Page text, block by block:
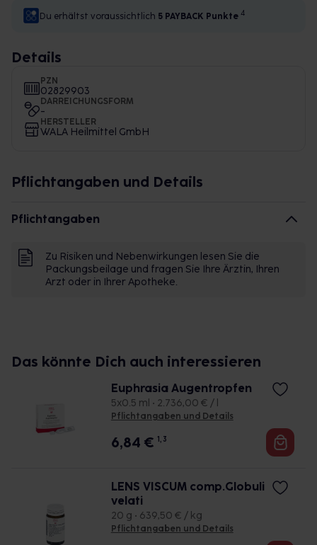
Du erhältst voraussichtlich 5 PAYBACK Punkte 4
Details
PZN
02829903
DARREICHUNGSFORM
-
HERSTELLER
WALA Heilmittel GmbH
Pflichtangaben und Details
Pflichtangaben
Zu Risiken und Nebenwirkungen lesen Sie die
Packungsbeilage und fragen Sie Ihre Ärztin, Ihren
Arzt oder in Ihrer Apotheke.
Das könnte Dich auch interessieren
Euphrasia Augentropfen
5x0.5 ml • 2.736,00 € / l
Pflichtangaben und Details
6,84 € 1, 3
LENS VISCUM comp.Globuli
velati
20 g • 639,50 € / kg
Pflichtangaben und Details